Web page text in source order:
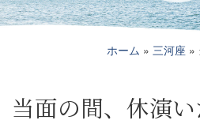
ホーム » 三河座 »
当面の間、休演い